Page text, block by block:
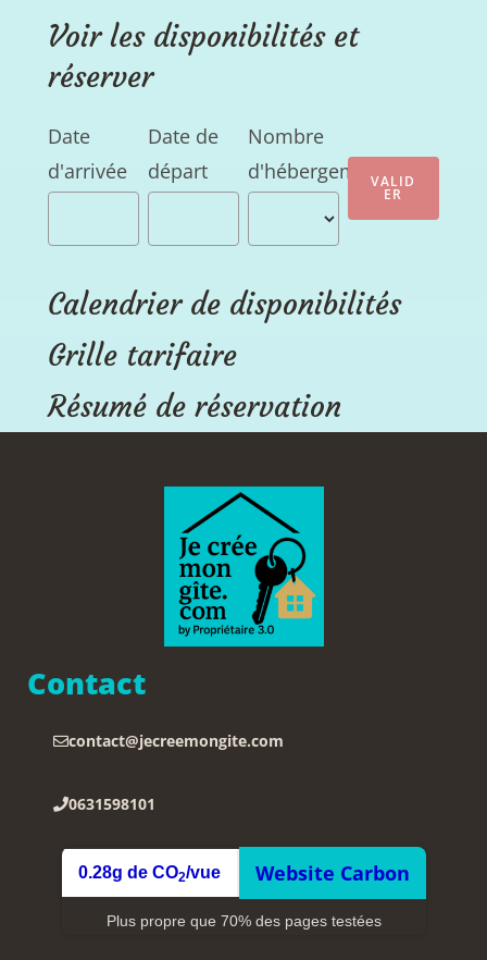
Voir les disponibilités et
réserver
Date
d'arrivée
Date de
départ
Nombre
d'hébergements
Calendrier de disponibilités
Grille tarifaire
Résumé de réservation
Contact
contact@jecreemongite.com
0631598101
0.28g de CO2/vue Website Carbon
Plus propre que 70% des pages testées